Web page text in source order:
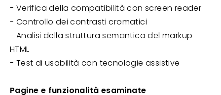
- Verifica della compatibilità con screen reader
- Controllo dei contrasti cromatici
- Analisi della struttura semantica del markup
HTML
- Test di usabilità con tecnologie assistive
Pagine e funzionalità esaminate